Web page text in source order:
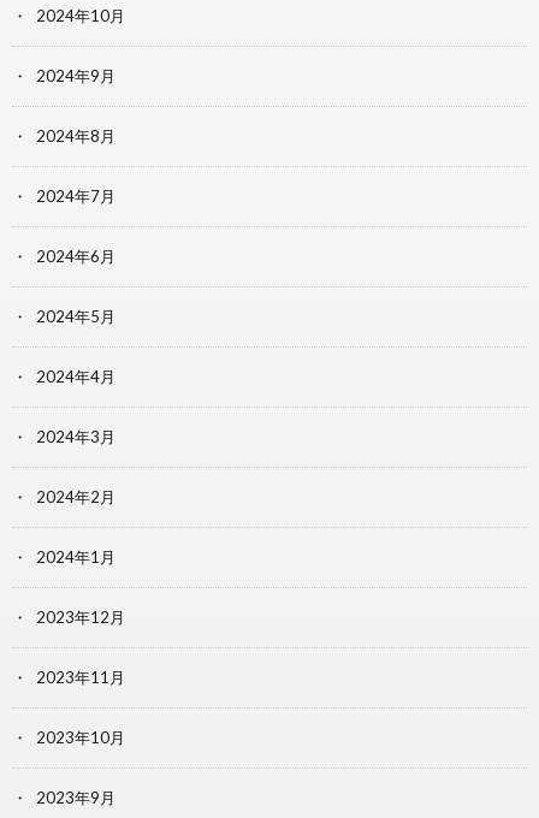
2024年10月
2024年9月
2024年8月
2024年7月
2024年6月
2024年5月
2024年4月
2024年3月
2024年2月
2024年1月
2023年12月
2023年11月
2023年10月
2023年9月